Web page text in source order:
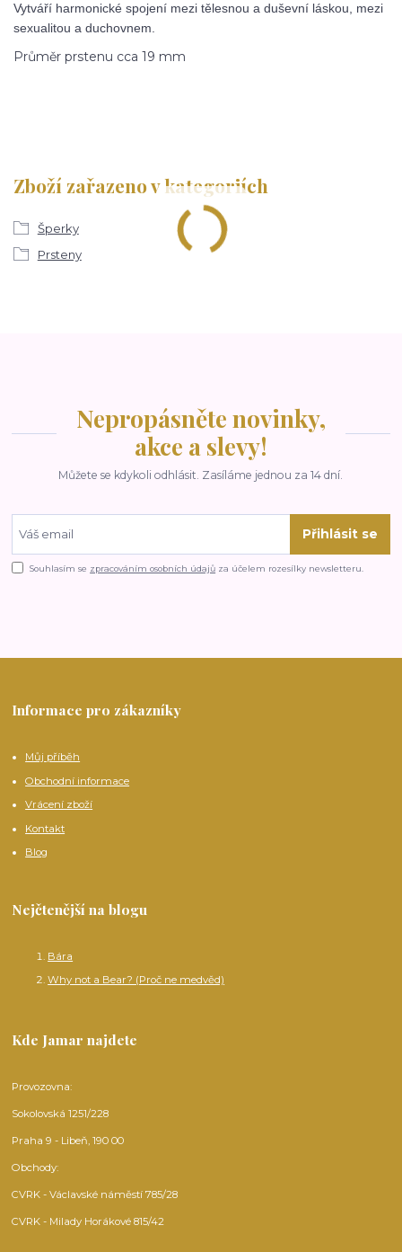
Vytváří harmonické spojení mezi tělesnou a duševní láskou, mezi
sexualitou a duchovnem.
Průměr prstenu cca 19 mm
Zboží zařazeno v kategoriích
Šperky
Prsteny
Nepropásněte novinky,
akce a slevy!
Můžete se kdykoli odhlásit. Zasíláme jednou za 14 dní.
Přihlásit se
Souhlasím se zpracováním osobních údajů za účelem rozesílky newsletteru.
Informace pro zákazníky
Můj příběh
Obchodní informace
Vrácení zboží
Kontakt
Blog
Nejčtenější na blogu
Bára
Why not a Bear? (Proč ne medvěd)
Kde Jamar najdete
Provozovna:
Sokolovská 1251/228
Praha 9 - Libeň, 190 00
Obchody:
CVRK - Václavské náměstí 785/28
CVRK - Milady Horákové 815/42